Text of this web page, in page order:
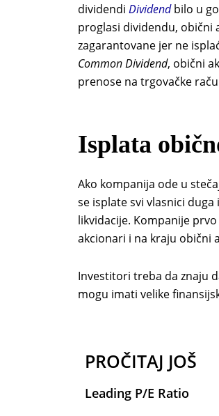
dividendi Dividendbilo u
proglasi dividendu, obični
zagarantovane jer ne
Common Dividend, obični
prenose na trgovačke
Isplata
Ako kompanija ode u
se isplate svi vlasnici
likvidacije. Kompanije
akcionari i na kraju obični
Investitori treba da znaju
mogu imati velike
PROČITAJ JOŠ
Leading P/E Ratio